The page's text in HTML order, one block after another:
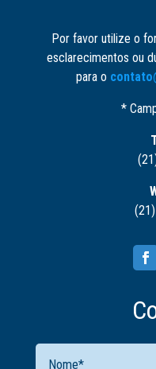
Por favor utilize o
esclarecimentos ou
para o
*